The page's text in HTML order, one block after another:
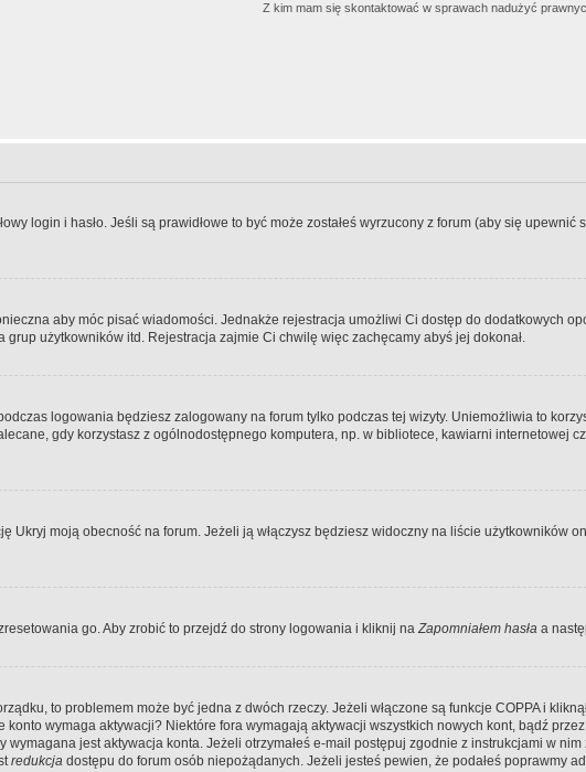
Z kim mam się skontaktować w sprawach nadużyć
login i hasło. Jeśli są prawidłowe to być może zostałeś wyrzucony z forum (aby się
aby móc pisać wiadomości. Jednakże rejestracja umożliwi Ci dostęp do dodatkowych
użytkowników itd. Rejestracja zajmie Ci chwilę więc zachęcamy abyś jej dokonał.
logowania będziesz zalogowany na forum tylko podczas tej wizyty. Uniemożliwia to
gdy korzystasz z ogólnodostępnego komputera, np. w bibliotece, kawiarni internetowej
Ukryj moją obecność na forum. Jeżeli ją włączysz będziesz widoczny na liście użytkowników
go. Aby zrobić to przejdź do strony logowania i kliknij naZapomniałem hasła a
to problemem może być jedna z dwóch rzeczy. Jeżeli włączone są funkcje COPPA i
wymaga aktywacji? Niektóre fora wymagają aktywacji wszystkich nowych kont, bądź
jest aktywacja konta. Jeżeli otrzymałeś e-mail postępuj zgodnie z instrukcjami w
redukcja dostępu do forum osób niepożądanych. Jeżeli jesteś pewien, że podałeś poprawmy